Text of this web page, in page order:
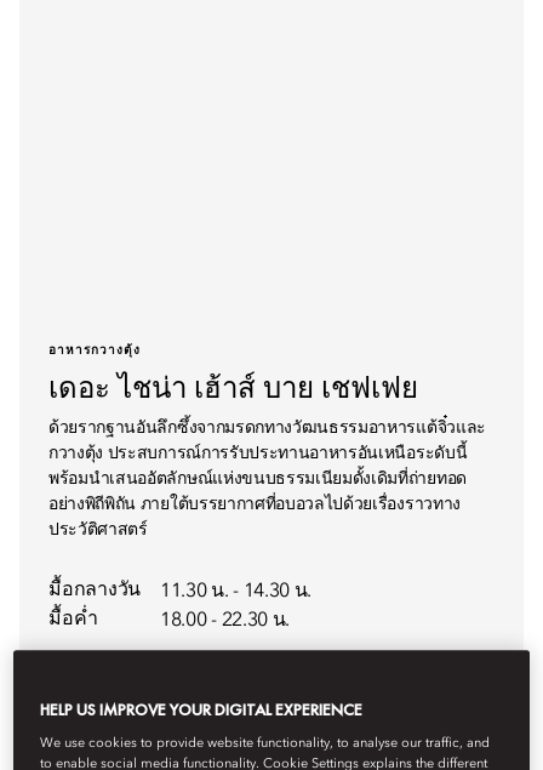
อาหารกวางตุ้ง
เดอะ ไชน่า เฮ้าส์ บาย เชฟเฟย
ด้วยรากฐานอันลึกซึ้งจากมรดกทางวัฒนธรรมอาหารแต้จิ๋วและ
กวางตุ้ง ประสบการณ์การรับประทานอาหารอันเหนือระดับนี้
พร้อมนำเสนออัตลักษณ์แห่งขนบธรรมเนียมดั้งเดิมที่ถ่ายทอด
อย่างพิถีพิถัน ภายใต้บรรยากาศที่อบอวลไปด้วยเรื่องราวทาง
ประวัติศาสตร์
มื้อกลางวัน 11.30 น. - 14.30 น.
มื้อค่ำ 18.00 - 22.30 น.
รายละเอียด จองโต๊ะ
HELP US IMPROVE YOUR DIGITAL EXPERIENCE
We use cookies to provide website functionality, to analyse our traffic, and
to enable social media functionality. Cookie Settings explains the different